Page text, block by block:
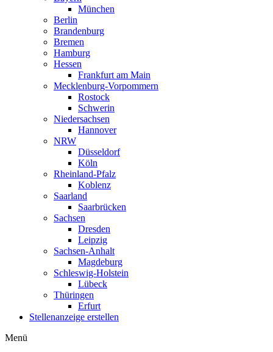
München
Berlin
Brandenburg
Bremen
Hamburg
Hessen
Frankfurt am Main
Mecklenburg-Vorpommern
Rostock
Schwerin
Niedersachsen
Hannover
NRW
Düsseldorf
Köln
Rheinland-Pfalz
Koblenz
Saarland
Saarbrücken
Sachsen
Dresden
Leipzig
Sachsen-Anhalt
Magdeburg
Schleswig-Holstein
Lübeck
Thüringen
Erfurt
Stellenanzeige erstellen
Menü